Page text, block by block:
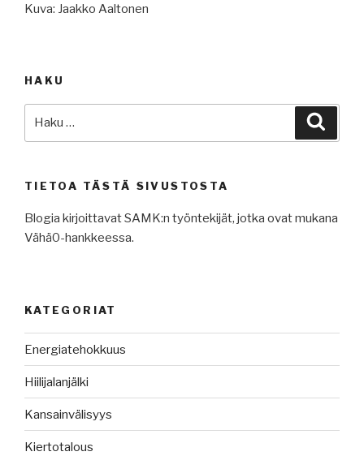
Kuva: Jaakko Aaltonen
HAKU
TIETOA TÄSTÄ SIVUSTOSTA
Blogia kirjoittavat SAMK:n työntekijät, jotka ovat mukana
Vähä0-hankkeessa.
KATEGORIAT
Energiatehokkuus
Hiilijalanjälki
Kansainvälisyys
Kiertotalous